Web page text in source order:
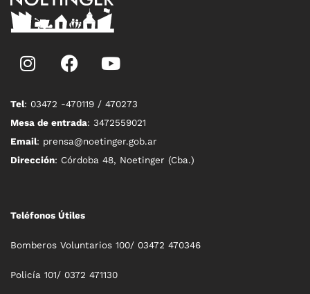
Tel: 03472 -470119 / 470273
Mesa de entrada: 3472559021
Email: prensa@noetinger.gob.ar
Dirección: Córdoba 48, Noetinger (Cba.)
Teléfonos Útiles
Bomberos Voluntarios 100/ 03472 470346
Policía 101/ 0372 471130